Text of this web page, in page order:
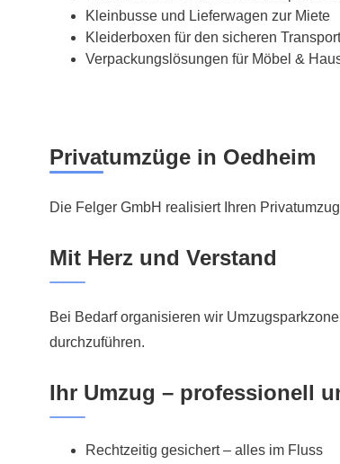
Kleinbusse und Lieferwagen zur Miete
Kleiderboxen für den sicheren
Verpackungslösungen für Möbel &
Privatumzüge in Oedheim
Die Felger GmbH realisiert Ihren
Mit Herz und Verstand
Bei Bedarf organisieren wir
durchzuführen.
Ihr Umzug – professionell
Rechtzeitig gesichert – alles im Fluss